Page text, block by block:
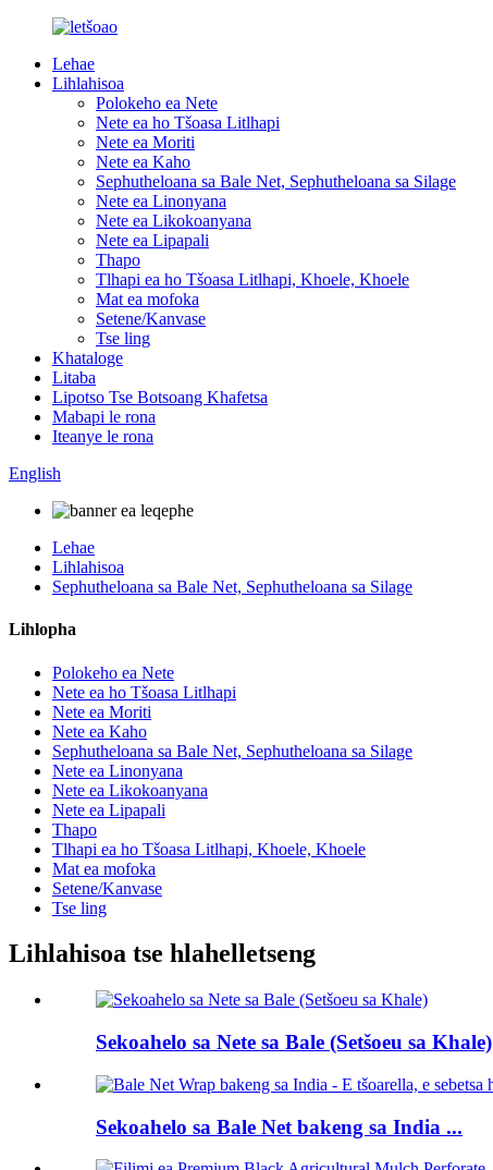
Lehae
Lihlahisoa
Polokeho ea Nete
Nete ​​ea ho Tšoasa Litlhapi
Nete ​​ea Moriti
Nete ​​ea Kaho
Sephutheloana sa Bale Net, Sephutheloana sa Silage
Nete ​​ea Linonyana
Nete ​​ea Likokoanyana
Nete ​​ea Lipapali
Thapo
Tlhapi ea ho Tšoasa Litlhapi, Khoele, Khoele
Mat ea mofoka
Setene/Kanvase
Tse ling
Khataloge
Litaba
Lipotso Tse Botsoang Khafetsa
Mabapi le rona
Iteanye le rona
English
Lehae
Lihlahisoa
Sephutheloana sa Bale Net, Sephutheloana sa Silage
Lihlopha
Polokeho ea Nete
Nete ​​ea ho Tšoasa Litlhapi
Nete ​​ea Moriti
Nete ​​ea Kaho
Sephutheloana sa Bale Net, Sephutheloana sa Silage
Nete ​​ea Linonyana
Nete ​​ea Likokoanyana
Nete ​​ea Lipapali
Thapo
Tlhapi ea ho Tšoasa Litlhapi, Khoele, Khoele
Mat ea mofoka
Setene/Kanvase
Tse ling
Lihlahisoa tse hlahelletseng
Sekoahelo sa Nete sa Bale (Setšoeu sa Khale)
Sekoahelo sa Bale Net bakeng sa India ...